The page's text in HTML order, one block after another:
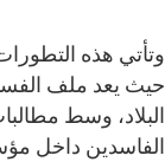
وتأتي هذه
حيث يعد ملف
البلاد، وسط
الفاسدين داخل